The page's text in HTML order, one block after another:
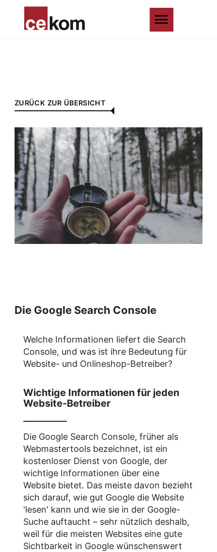
ZURÜCK ZUR ÜBERSICHT
Die Google Search Console
Welche Informationen liefert die Search
Console, und was ist ihre Bedeutung für
Website- und Onlineshop-Betreiber?
Wichtige Informationen für jeden
Website-Betreiber
Die Google Search Console, früher als
Webmastertools bezeichnet, ist ein
kostenloser Dienst von Google, der
wichtige Informationen über eine
Website bietet. Das meiste davon bezieht
sich darauf, wie gut Google die Website
'lesen' kann und wie sie in der Google-
Suche auftaucht – sehr nützlich deshalb,
weil für die meisten Websites eine gute
Sichtbarkeit in Google wünschenswert